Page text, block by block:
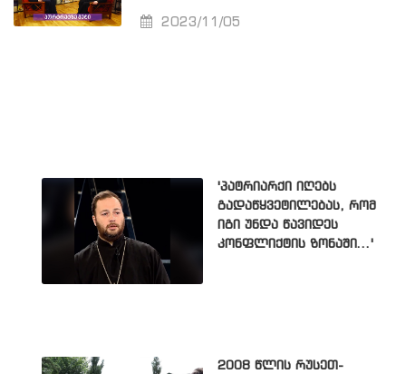
2023/11/05
'პატრიარქი იღებს
გადაწყვეტილებას, რომ
იგი უნდა წავიდეს
კონფლიქტის ზონაში...'
2008 წლის რუსეთ-